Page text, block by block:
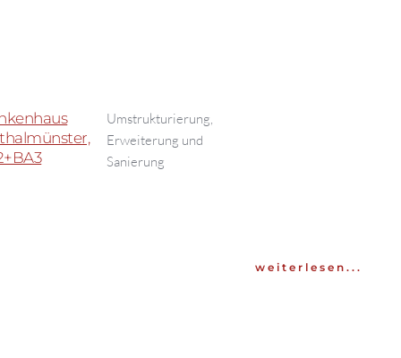
Umstrukturierung,
Erweiterung und
Sanierung
weiterlesen...